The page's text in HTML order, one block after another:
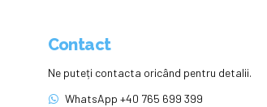
Contact
Ne puteți contacta oricând pentru detalii.
WhatsApp +40 765 699 399